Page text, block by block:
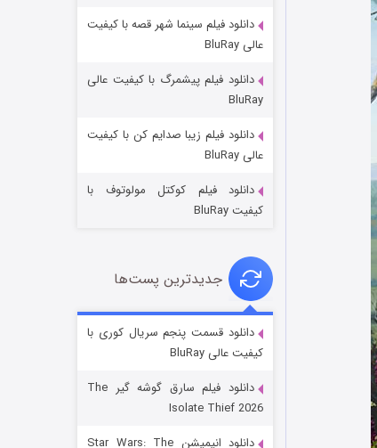
جادوگری در مغولستان
قسمت۶ (زیرنویس)
دانلود فیلم سینما شهر قصه با کیفیت
عالی BluRay
دانلود فیلم پیشمرگ با کیفیت عالی
BluRay
دانلود فیلم زیبا صدایم کن با کیفیت
عالی BluRay
دانلود فیلم کوکتل مولوتوف با
کیفیت BluRay
جدیدترین پست‌ها
دانلود قسمت پنجم سریال کوری با
کیفیت عالی BluRay
دانلود فیلم سارق گوشه گیر The
Isolate Thief 2026
دانلود انیمیشن Star Wars: The